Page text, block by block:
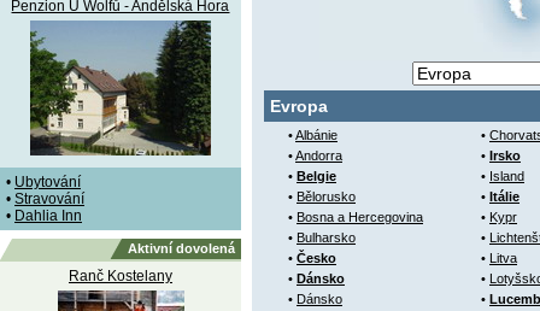
Penzion U Wolfů - Andělská Hora
• Ubytování
• Stravování
• Dahlia Inn
Aktivní dovolená
Ranč Kostelany
Evropa
•Albánie
•Andorra
• Belgie
• Bělorusko
• Bosna a Hercegovina
• Bulharsko
• Česko
• Dánsko
• Dánsko
•
• Irsko
• Island
• Itálie
• Kypr
•
• Litva
•
•